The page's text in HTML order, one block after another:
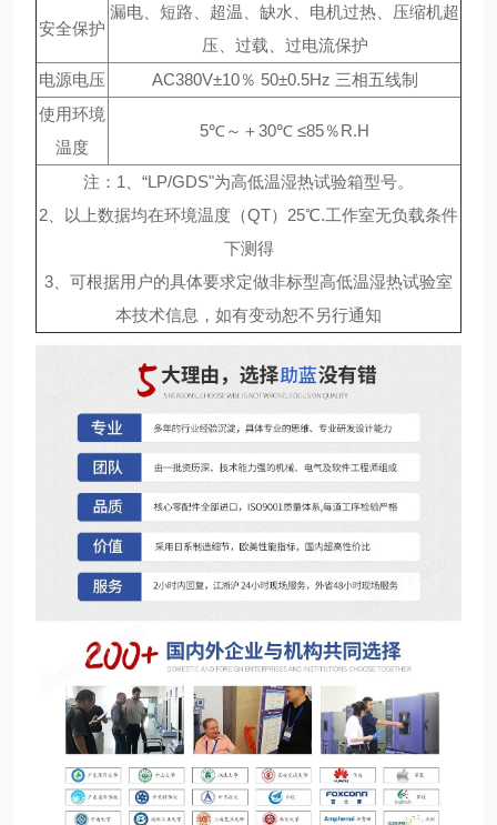
安全保护
漏电、短路、超温、缺水、电机过热、压缩机超
压、过载、过电流保护
电源电压
AC380V±10％ 50±0.5Hz 三相五线制
使用环境
温度
5℃～＋30℃ ≤85％R.H
注：1、“LP/GDS"为高低温湿热试验箱型号。
2、以上数据均在环境温度（QT）25℃.工作室无负载条件
下测得
3、可根据用户的具体要求定做非标型高低温湿热试验室
本技术信息，如有变动恕不另行通知